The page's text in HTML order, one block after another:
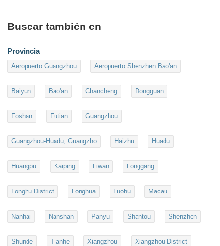
Buscar también en
Provincia
Aeropuerto Guangzhou Aeropuerto Shenzhen Bao'an
Baiyun Bao'an Chancheng Dongguan
Foshan Futian Guangzhou
Guangzhou-Huadu, Guangzho Haizhu Huadu
Huangpu Kaiping Liwan Longgang
Longhu District Longhua Luohu Macau
Nanhai Nanshan Panyu Shantou Shenzhen
Shunde Tianhe Xiangzhou Xiangzhou District